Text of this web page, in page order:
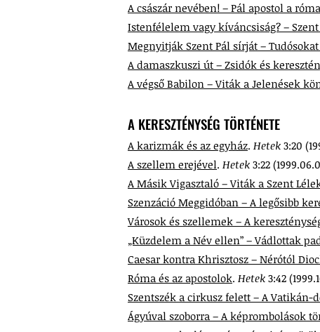
A császár nevében! – Pál apostol a
Istenfélelem vagy kíváncsiság? –
Megnyitják Szent Pál sírját –
A damaszkuszi út – Zsidók és
A végső Babilon – Viták a Jelenések
A KERESZTÉNYSÉG TÖRTÉNETE
A karizmák és az egyház. Hetek 3:20
A szellem erejével. Hetek 3:22
A Másik Vigasztaló – Viták a Szent
Szenzáció Meggidóban – A legősibb
Városok és szellemek – A
„Küzdelem a Név ellen” – Vádlottak
Caesar kontra Khrisztosz – Nérótól
Róma és az apostolok. Hetek 3:42
Szentszék a cirkusz felett – A Vatikán-
Ágyúval szoborra – A képrombolások